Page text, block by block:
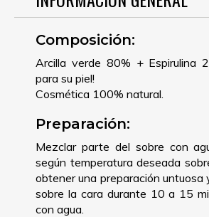
Composición:
Arcilla verde 80% + Espirulina
para su piel!
Cosmética 100% natural.
Preparación:
Mezclar parte del sobre con
según temperatura deseada
obtener una preparación untuosa
sobre la cara durante 10 a 15
con agua.